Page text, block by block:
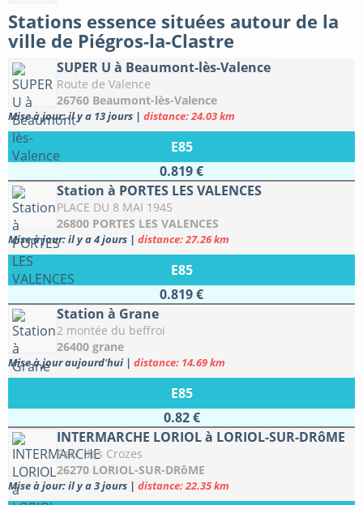
Stations essence situées autour de la
ville de Piégros-la-Clastre
SUPER U à Beaumont-lès-Valence
Route de Valence
26760 Beaumont-lès-Valence
Mise à jour: il y a 13 jours | distance: 24.03 km
E85
0.819 €
Station à PORTES LES VALENCES
PLACE DU 8 MAI 1945
26800 PORTES LES VALENCES
Mise à jour: il y a 4 jours | distance: 27.26 km
E85
0.819 €
Station à Grane
2 montée du beffroi
26400 grane
Mise à jour aujourd'hui | distance: 14.69 km
E85
0.82 €
INTERMARCHE LORIOL à LORIOL-SUR-DRôME
Parc des Crozes
26270 LORIOL-SUR-DRôME
Mise à jour: il y a 3 jours | distance: 22.35 km